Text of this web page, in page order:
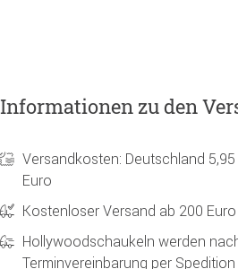
Informationen zu den
Versandkosten: Deutschland
Euro
Kostenloser Versand ab 200
Hollywoodschaukeln werden
Terminvereinbarung per